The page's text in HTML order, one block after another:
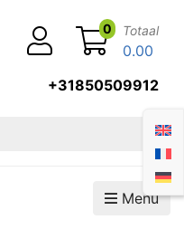
+31850509912
0 Totaal
0.00
Menu